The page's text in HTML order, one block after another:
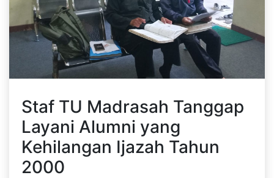
Staf TU Madrasah Tanggap
Layani Alumni yang
Kehilangan Ijazah Tahun
2000